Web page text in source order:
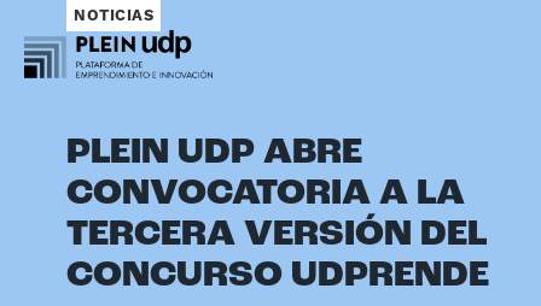
NOTICIAS
PLEIN UDP ABRE
CONVOCATORIA A LA
TERCERA VERSIÓN DEL
CONCURSO UDPRENDE